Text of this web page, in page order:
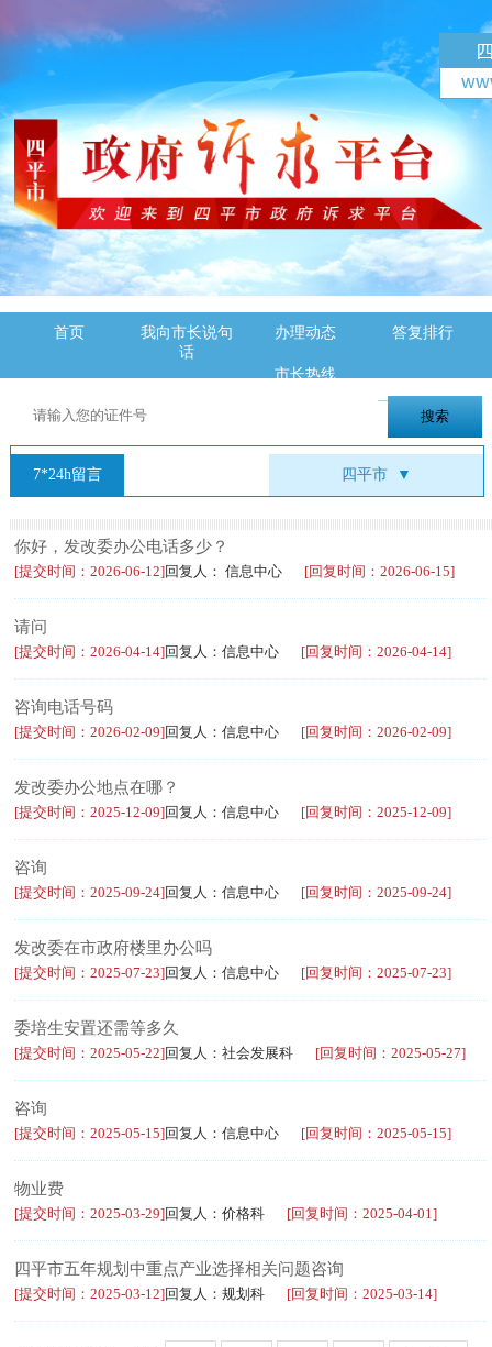
首页
我向市长说句
话
办理动态 答复排行
市长热线
7*24h留言 四平市 ▼
你好，发改委办公电话多少？
[提交时间：2026-06-12]回复人： 信息中心 [回复时间：2026-06-15]
请问
[提交时间：2026-04-14]回复人：信息中心 [回复时间：2026-04-14]
咨询电话号码
[提交时间：2026-02-09]回复人：信息中心 [回复时间：2026-02-09]
发改委办公地点在哪？
[提交时间：2025-12-09]回复人：信息中心 [回复时间：2025-12-09]
咨询
[提交时间：2025-09-24]回复人：信息中心 [回复时间：2025-09-24]
发改委在市政府楼里办公吗
[提交时间：2025-07-23]回复人：信息中心 [回复时间：2025-07-23]
委培生安置还需等多久
[提交时间：2025-05-22]回复人：社会发展科 [回复时间：2025-05-27]
咨询
[提交时间：2025-05-15]回复人：信息中心 [回复时间：2025-05-15]
物业费
[提交时间：2025-03-29]回复人：价格科 [回复时间：2025-04-01]
四平市五年规划中重点产业选择相关问题咨询
[提交时间：2025-03-12]回复人：规划科 [回复时间：2025-03-14]